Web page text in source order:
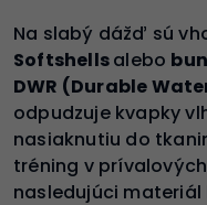
Na slabý dážď sú
Softshellsalebo
DWR (Durable
odpudzuje kvapky
nasiaknutiu do
tréning v
nasledujúci materiál